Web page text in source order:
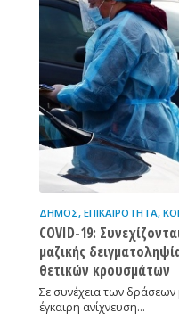
ΔΉΜΟΣ, ΕΠΙΚΑΙΡΌΤΗΤΑ,
COVID-19:
μαζικής
θετικών κρουσμάτων
Σε συνέχεια των δράσεων
έγκαιρη ανίχνευση…